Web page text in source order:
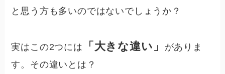
と思う方も多いのではないでしょうか？
実はこの2つには 「大きな違い」
がありま
す。その違いとは？